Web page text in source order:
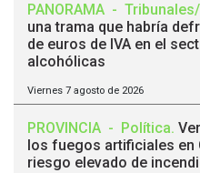
PANORAMA -
una trama que habría
de euros de IVA en el
alcohólicas
Viernes 7 agosto de 2026
PROVINCIA - Política.
los fuegos artificiales
riesgo elevado de